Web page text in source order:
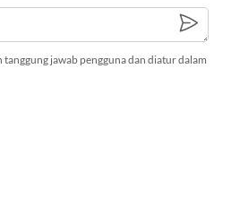
jawab pengguna dan diatur dalam